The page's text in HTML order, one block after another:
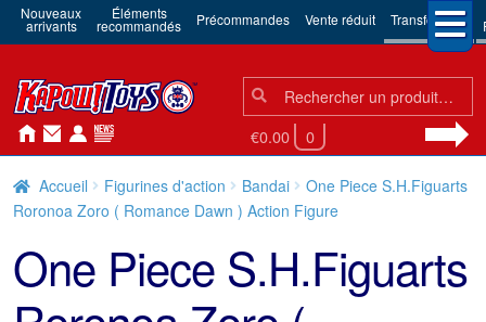
Nouveaux
arrivants
Éléments
recommandés Précommandes Vente réduit Transformers
Chercher:
Chercher
€0.00 0
Accueil Figurines d'action Bandai
One Piece S.H.Figuarts
Roronoa Zoro ( Romance Dawn ) Action Figure
One Piece S.H.Figuarts